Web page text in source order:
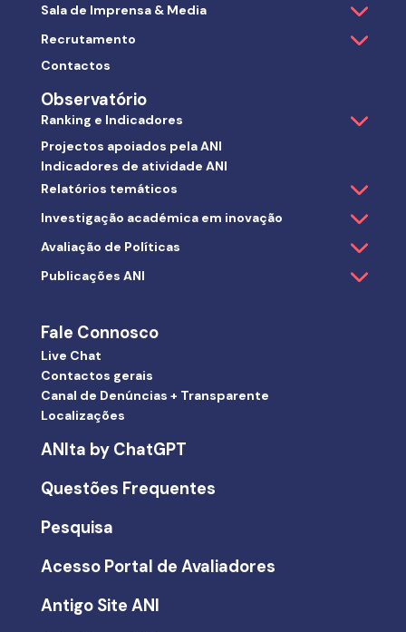
Sala de Imprensa & Media
Recrutamento
Contactos
Observatório
Ranking e Indicadores
Projectos apoiados pela ANI
Indicadores de atividade ANI
Relatórios temáticos
Investigação académica em inovação
Avaliação de Políticas
Publicações ANI
Fale Connosco
Live Chat
Contactos gerais
Canal de Denúncias + Transparente
Localizações
ANIta by ChatGPT
Questões Frequentes
Pesquisa
Acesso Portal de Avaliadores
Antigo Site ANI